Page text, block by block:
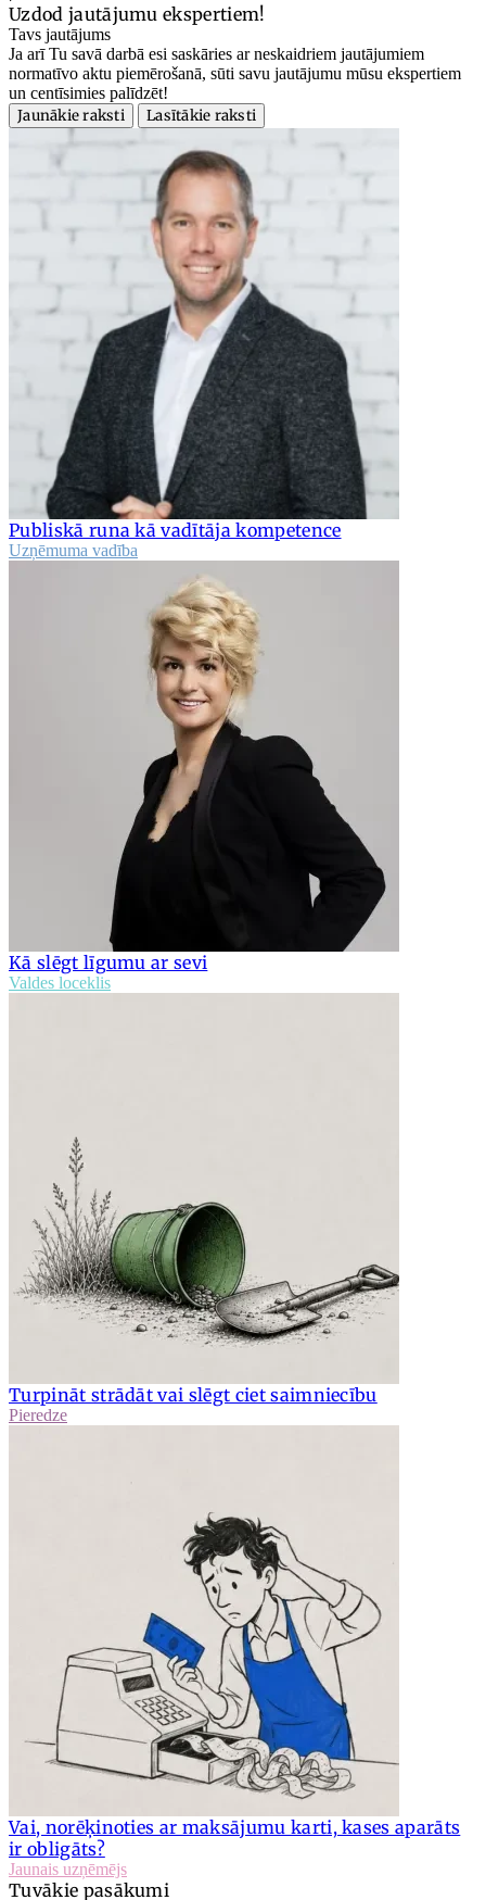
Uzdod jautājumu ekspertiem!
Tavs jautājums
Ja arī Tu savā darbā esi saskāries ar neskaidriem jautājumiem
normatīvo aktu piemērošanā, sūti savu jautājumu mūsu ekspertiem
un centīsimies palīdzēt!
Jaunākie raksti
Lasītākie raksti
Publiskā runa kā vadītāja kompetence
Uzņēmuma vadība
Kā slēgt līgumu ar sevi
Valdes loceklis
Turpināt strādāt vai slēgt ciet saimniecību
Pieredze
Vai, norēķinoties ar maksājumu karti, kases aparāts
ir obligāts?
Jaunais uzņēmējs
Tuvākie pasākumi